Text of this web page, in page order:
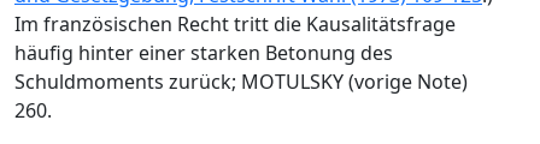
Im französischen Recht tritt die Kausalitätsfrage
häufig hinter einer starken Betonung des
Schuldmoments zurück; MOTULSKY (vorige Note)
260.